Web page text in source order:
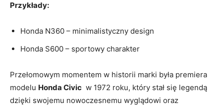
Przykłady:
Honda⁢ N360 – minimalistyczny design
Honda S600 – sportowy charakter
Przełomowym momentem w historii marki była premiera
‍modelu Honda Civic ⁣ w 1972 roku, który stał się⁤ legendą
dzięki ⁢swojemu nowoczesnemu wyglądowi oraz